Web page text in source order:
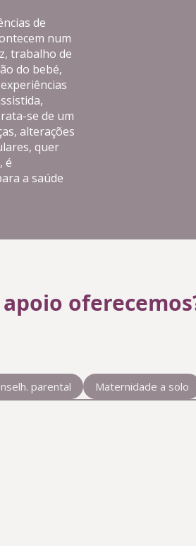
de
num
trabalho de
do bebé,
se de um
alterações
quer
é
a saúde
parental Maternidade a solo